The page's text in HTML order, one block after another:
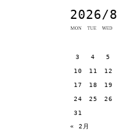
2026/8
« 2月
3 4 5
10 11 12
17 18 19
24 25 26
31